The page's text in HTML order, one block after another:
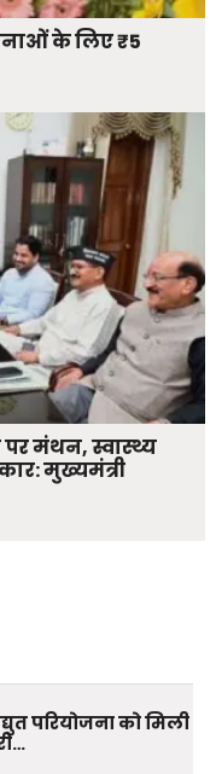
के लिए ₹5
मंथन, स्वास्थ्य
मुख्यमंत्री
परियोजना को मिली